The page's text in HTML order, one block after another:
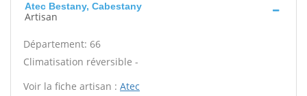
Atec Bestany, Cabestany
Artisan
Département: 66
Climatisation réversible -
Voir la fiche artisan : Atec